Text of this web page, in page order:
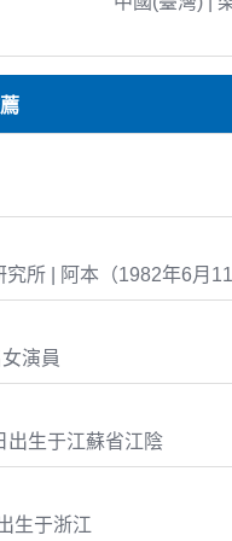
所 | 阿本（1982年6月11
演員
出生于江蘇省江陰
生于浙江